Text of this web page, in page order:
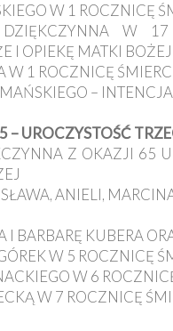
W 1 ROCZNICĘ
W 17
I OPIEKĘ MATKI
W 1 ROCZNICĘ
–
– UROCZYSTOŚĆ
Z OKAZJI 65
ANIELI,
I BARBARĘ KUBERA
W 5 ROCZNICĘ
W 6
W 7 ROCZNICĘ